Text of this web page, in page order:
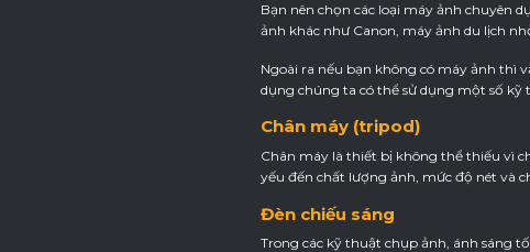
Bạn nên chọn các loại máy ảnh chuyên
ảnh khác như Canon, máy ảnh du lịch
Ngoài ra nếu bạn không có máy ảnh thì
dụng chúng ta có thể sử dụng một số kỹ
Chân máy (tripod)
Chân máy là thiết bị không thể thiếu vì
yếu đến chất lượng ảnh, mức độ nét và
Đèn chiếu sáng
Trong các kỹ thuật chụp ảnh, ánh sáng